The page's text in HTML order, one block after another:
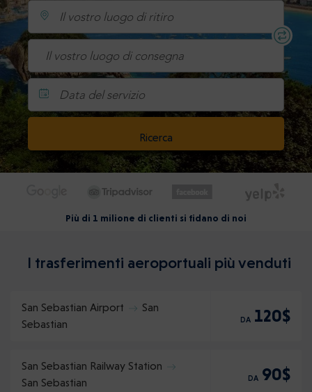
Data del servizio
Ricerca
Più di 1 milione di clienti si fidano di noi
I trasferimenti aeroportuali più venduti
San Sebastian Airport
San
Sebastian
DA 120$
San Sebastian Railway Station
San Sebastian
DA 90$